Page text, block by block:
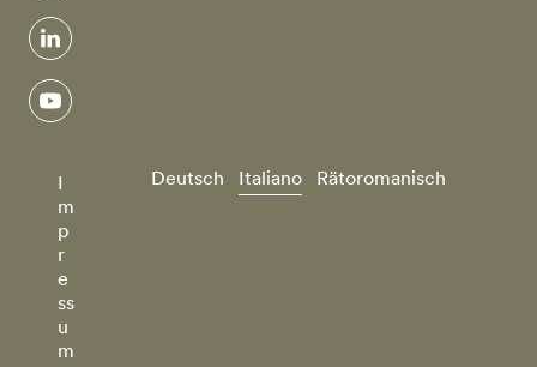
linkedin
youtube
I
m
p
r
e
ss
u
m
Deutsch Italiano Rätoromanisch